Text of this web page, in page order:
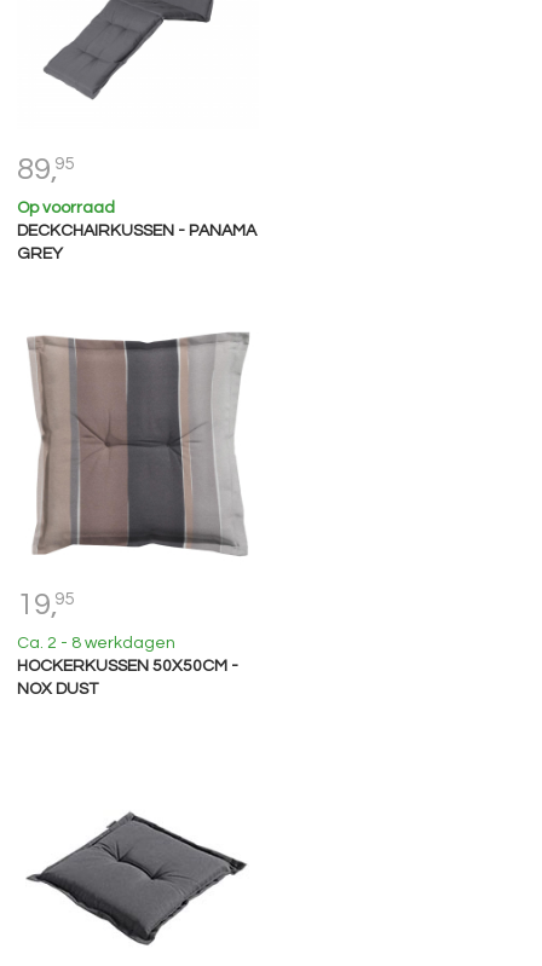
89,95
Op voorraad
DECKCHAIRKUSSEN - PANAMA
GREY
19,95
Ca. 2 - 8 werkdagen
HOCKERKUSSEN 50X50CM -
NOX DUST